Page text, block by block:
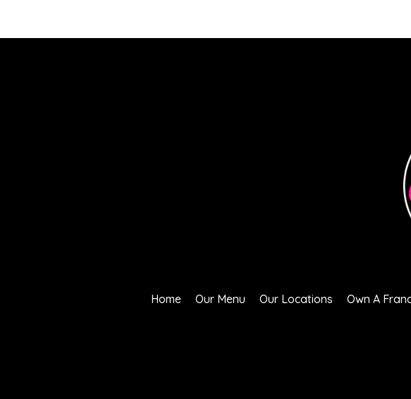
Home Our Menu Our Locations Own A